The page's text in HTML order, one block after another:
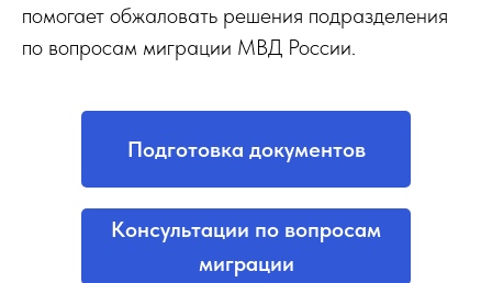
помогает обжаловать решения подразделения
по вопросам миграции МВД России.
Консультации по вопросам
миграции
Подготовка документов